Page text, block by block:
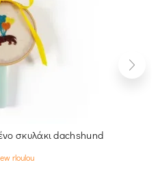
σκυλάκι dachshund
rloulou